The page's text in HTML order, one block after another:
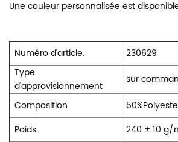
Une couleur personnalisée est
Numéro d'article.
230629
Type
d'approvisionnement
sur
Composition
Poids
240 ± 10 g/